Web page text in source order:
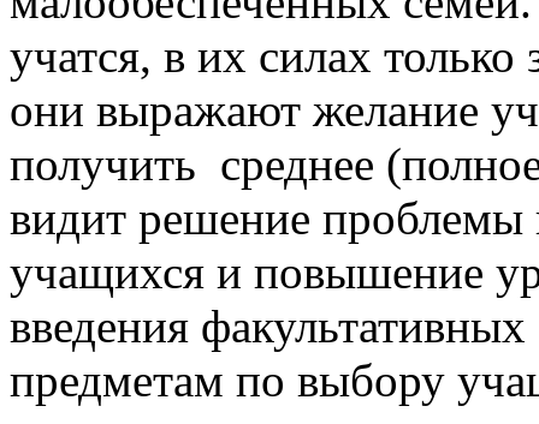
учатся, в их силах
они выражают желание
получить среднее
видит решение
учащихся и повышение
введения
предметам по выбору